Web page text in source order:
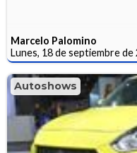
Marcelo Palomino
Lunes, 18 de septiembre de
Autoshows